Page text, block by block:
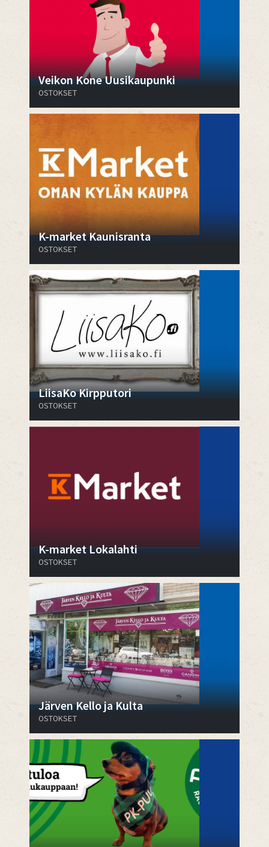
Veikon Kone Uusikaupunki
OSTOKSET
K-market Kaunisranta
OSTOKSET
LiisaKo Kirpputori
OSTOKSET
K-market Lokalahti
OSTOKSET
Järven Kello ja Kulta
OSTOKSET